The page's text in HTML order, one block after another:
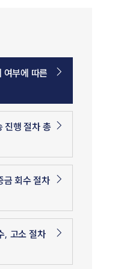
여부에 따른
진행 절차 총
금 회수 절차
, 고소 절차